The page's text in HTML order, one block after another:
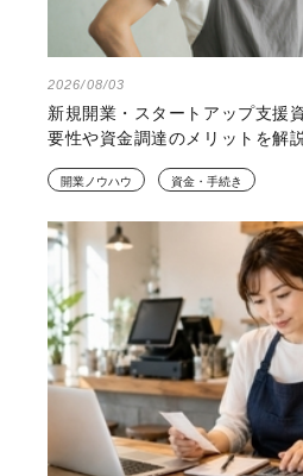
2026/08/03
新規開業・スタートアップ支援
要性や資金調達のメリットを解説
開業ノウハウ 資金・手続き